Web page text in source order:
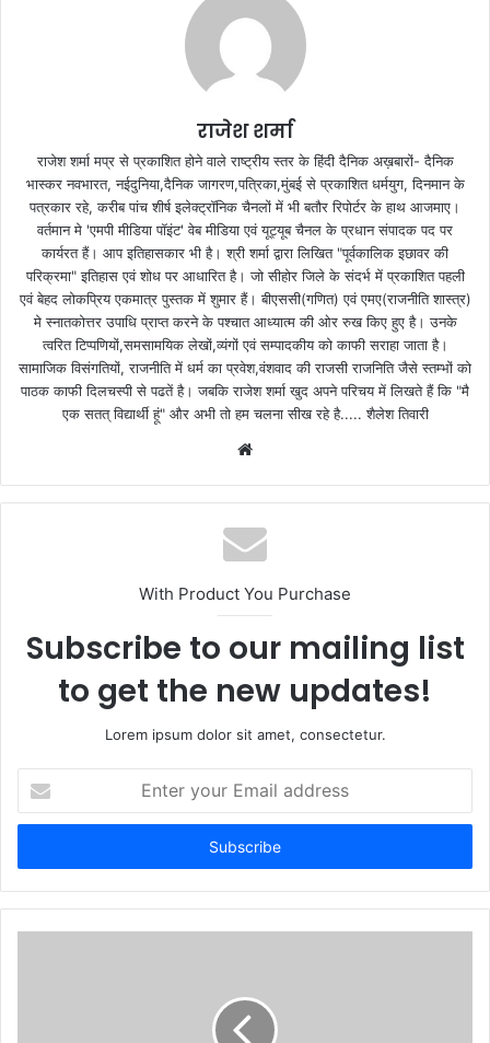
राजेश शर्मा
राजेश शर्मा मप्र से प्रकाशित होने वाले राष्ट्रीय स्तर के हिंदी दैनिक अख़बारों- दैनिक
भास्कर नवभारत, नईदुनिया,दैनिक जागरण,पत्रिका,मुंबई से प्रकाशित धर्मयुग, दिनमान के
पत्रकार रहे, करीब पांच शीर्ष इलेक्ट्रॉनिक चैनलों में भी बतौर रिपोर्टर के हाथ आजमाए।
वर्तमान मे 'एमपी मीडिया पॉइंट' वेब मीडिया एवं यूट्यूब चैनल के प्रधान संपादक पद पर
कार्यरत हैं। आप इतिहासकार भी है। श्री शर्मा द्वारा लिखित "पूर्वकालिक इछावर की
परिक्रमा" इतिहास एवं शोध पर आधारित है। जो सीहोर जिले के संदर्भ में प्रकाशित पहली
एवं बेहद लोकप्रिय एकमात्र पुस्तक में शुमार हैं। बीएससी(गणित) एवं एमए(राजनीति शास्त्र)
मे स्नातकोत्तर उपाधि प्राप्त करने के पश्चात आध्यात्म की ओर रुख किए हुए है। उनके
त्वरित टिप्पणियों,समसामयिक लेखों,व्यंगों एवं सम्पादकीय को काफी सराहा जाता है।
सामाजिक विसंगतियों, राजनीति में धर्म का प्रवेश,वंशवाद की राजसी राजनिति जैसे स्तम्भों को
पाठक काफी दिलचस्पी से पढतें है। जबकि राजेश शर्मा खुद अपने परिचय में लिखते हैं कि "मै
एक सतत् विद्यार्थी हूं" और अभी तो हम चलना सीख रहे है..... शैलेश तिवारी
b
s
i
e
With Product You Purchase
Subscribe to our mailing list
to get the new updates!
Lorem ipsum dolor sit amet, consectetur.
t
r
y